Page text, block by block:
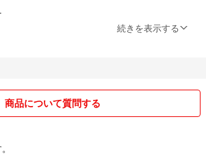
続きを表示する
商品について質問する